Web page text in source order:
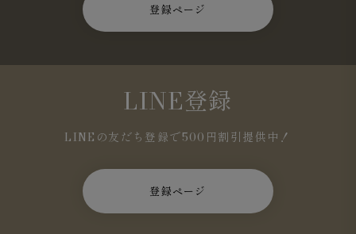
登録ページ
LINE登録
LINEの友だち登録で500円割引提供中！
登録ページ